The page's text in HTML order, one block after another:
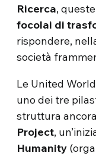
Ricerca,
focolai di
rispondere,
società
Le United
uno dei tre
struttura
Project,
Humanity